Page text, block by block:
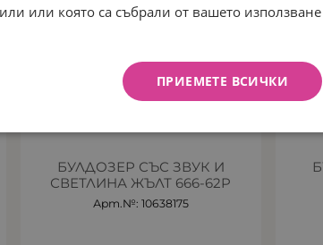
БУЛДОЗЕР СЪС ЗВУК И
СВЕТЛИНА ЖЪЛТ 666-62P
Арт.№: 10638175
или която са събрали от вашето използване
ПРИЕМЕТЕ ВСИЧКИ